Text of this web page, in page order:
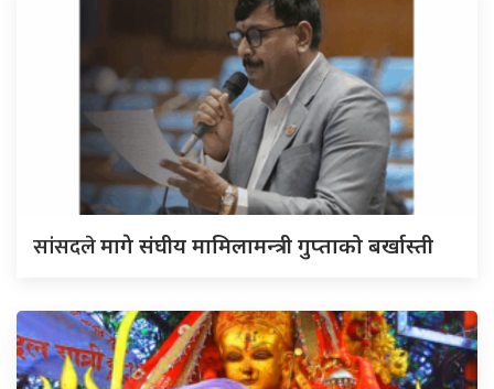
सांसदलेमागे संघीय मामिलामन्त्री गुप्ताको बर्खास्ती